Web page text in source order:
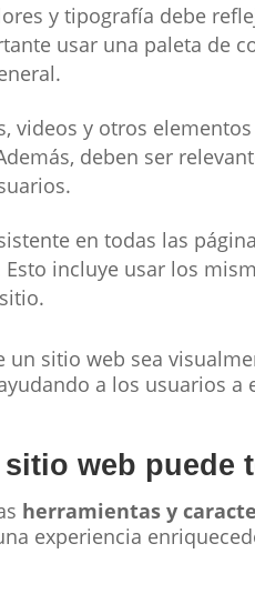
y tipografía debe
usar una paleta de
videos y otros
deben ser
en todas las
incluye usar los
sitio web sea
a los usuarios a
web puede
herramientas y
experiencia